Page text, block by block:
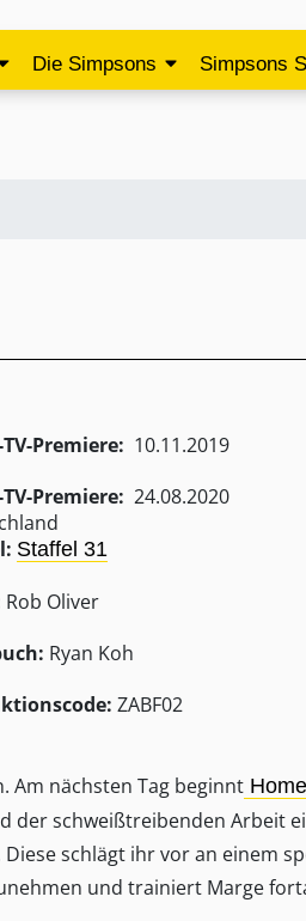
Die Simpsons Simpsons
TV-Premiere: 10.11.2019
TV-Premiere: 24.08.2020
Staffel 31
Rob Oliver
Ryan Koh
ZABF02
Am nächsten Tag beginnt
der schweißtreibenden Arbeit
schlägt ihr vor an einem
und trainiert Marge